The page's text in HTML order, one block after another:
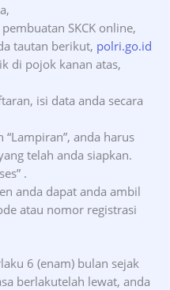
SKCK online,
tautan berikut, polri.go.id
di pojok kanan atas,
isi data anda secara
anda harus
telah anda siapkan.
.
anda dapat anda ambil
atau nomor registrasi
6 (enam) bulan sejak
berlakutelah lewat, anda